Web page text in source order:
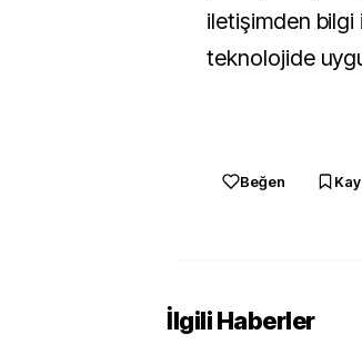
iletişimden
teknolojide
Beğen
İlgili Haberler